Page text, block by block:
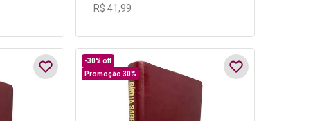
R$ 41,99
-30% off
Promoção 30%